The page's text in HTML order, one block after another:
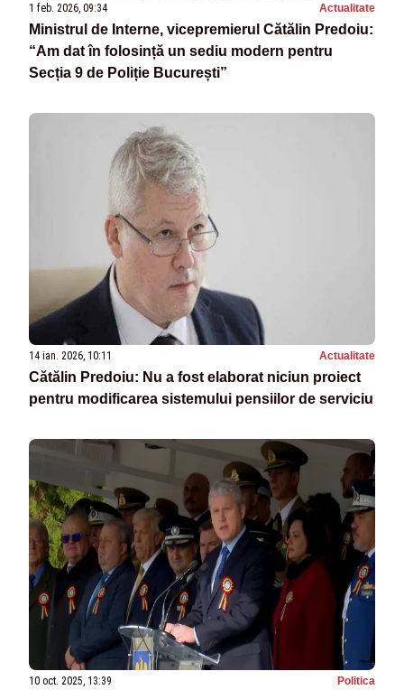
1 feb. 2026, 09:34 Actualitate
Ministrul de Interne, vicepremierul Cătălin Predoiu:
“Am dat în folosință un sediu modern pentru
Secția 9 de Poliție București”
14 ian. 2026, 10:11 Actualitate
Cătălin Predoiu: Nu a fost elaborat niciun proiect
pentru modificarea sistemului pensiilor de serviciu
10 oct. 2025, 13:39 Politica